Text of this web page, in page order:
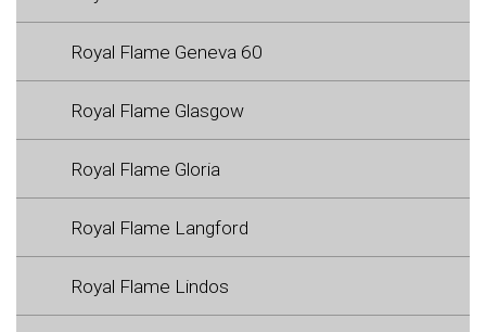
Royal Flame Geneva 60
Royal Flame Glasgow
Royal Flame Gloria
Royal Flame Langford
Royal Flame Lindos